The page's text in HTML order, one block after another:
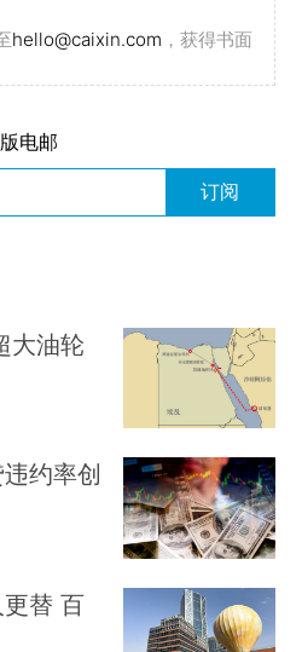
hello@caixin.com ，获得书面
电邮
订阅
大油轮
约率创
更替 百